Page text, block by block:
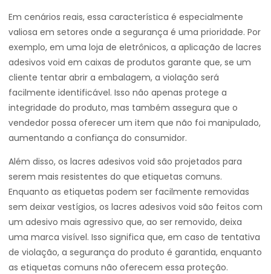
Em cenários reais, essa característica é especialmente
valiosa em setores onde a segurança é uma prioridade. Por
exemplo, em uma loja de eletrônicos, a aplicação de lacres
adesivos void em caixas de produtos garante que, se um
cliente tentar abrir a embalagem, a violação será
facilmente identificável. Isso não apenas protege a
integridade do produto, mas também assegura que o
vendedor possa oferecer um item que não foi manipulado,
aumentando a confiança do consumidor.
Além disso, os lacres adesivos void são projetados para
serem mais resistentes do que etiquetas comuns.
Enquanto as etiquetas podem ser facilmente removidas
sem deixar vestígios, os lacres adesivos void são feitos com
um adesivo mais agressivo que, ao ser removido, deixa
uma marca visível. Isso significa que, em caso de tentativa
de violação, a segurança do produto é garantida, enquanto
as etiquetas comuns não oferecem essa proteção.